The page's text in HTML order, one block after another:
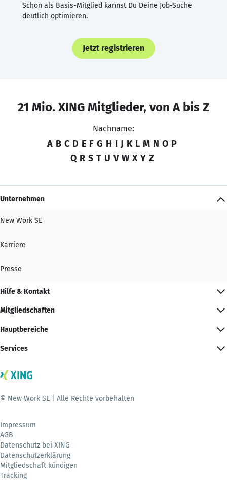
Schon als Basis-Mitglied kannst Du Deine Job-Suche
deutlich optimieren.
Jetzt registrieren
21 Mio. XING Mitglieder, von A bis Z
Nachname:
A B C D E F G H I J K L M N O P
Q R S T U V W X Y Z
Unternehmen
New Work SE
Karriere
Presse
Hilfe & Kontakt
Mitgliedschaften
Hauptbereiche
Services
© New Work SE | Alle Rechte vorbehalten
Impressum
AGB
Datenschutz bei XING
Datenschutzerklärung
Mitgliedschaft kündigen
Tracking